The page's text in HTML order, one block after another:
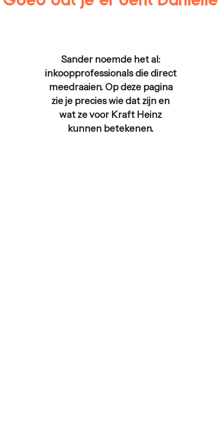
Sander noemde het al:
inkoopprofessionals die direct
meedraaien. Op deze pagina
zie je precies wie dat zijn en
wat ze voor Kraft Heinz
kunnen betekenen.